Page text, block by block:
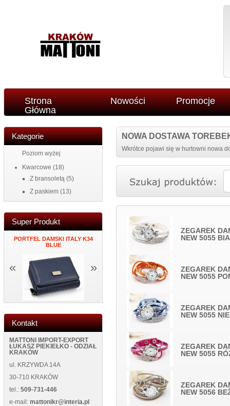
Strona
Główna
Nowości Promocje
Kategorie
Poziom wyżej
Kwarcowe (18)
Z bransoletą (5)
Z paskiem (13)
Super Produkt
PORTFEL DAMSKI ITALY K34
BLUE
MĘSKI PORTFEL SKÓRZANY
NEW WILD 125400 BLUE
ZEGAR
« »
Kontakt
MATTONI IMPORT-EXPORT
ŁUKASZ PIEKIEŁKO - ODZIAŁ
KRAKÓW
ul. KRZYWDA 14A
30-710 KRAKÓW
tel.: 509-731-446
e-mail: mattonikr@interia.pl
NOWA DOSTAWA
Wkrótce pojawi się w hurtowni nowa
ZEGAREK
NEW 5055
ZEGAREK
NEW 5055
ZEGAREK
NEW 5055
ZEGAREK
NEW 5055
ZEGAREK
NEW 5056